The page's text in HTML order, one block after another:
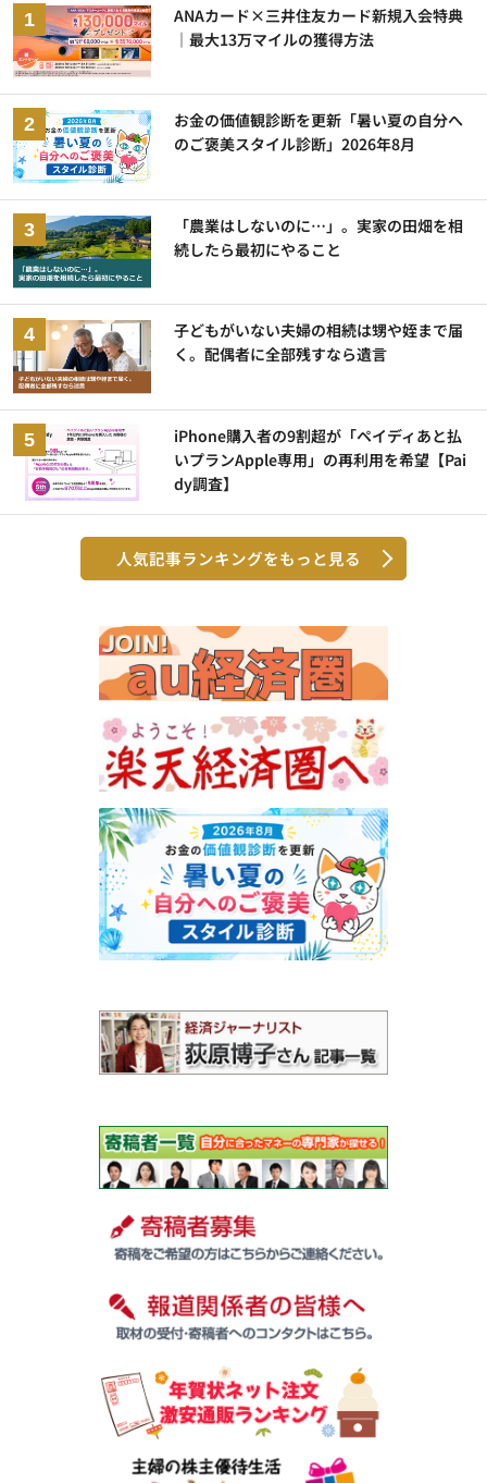
ANAカード×三井住友カード新規入会特典
｜最大13万マイルの獲得方法
お金の価値観診断を更新「暑い夏の自分へ
のご褒美スタイル診断」2026年8月
「農業はしないのに…」。実家の田畑を相
続したら最初にやること
子どもがいない夫婦の相続は甥や姪まで届
く。配偶者に全部残すなら遺言
iPhone購入者の9割超が「ペイディあと払
いプランApple専用」の再利用を希望【Pai
dy調査】
人気記事ランキングをもっと見る